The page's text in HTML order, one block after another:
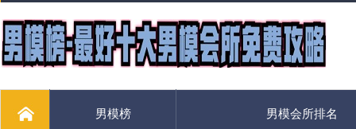
男模榜 男模会所排名